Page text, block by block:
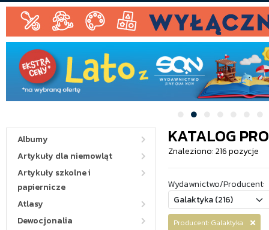
Albumy
Artykuły dla niemowląt
Artykuły szkolne i
papiernicze
Atlasy
Dewocjonalia
KATALOG
Znaleziono: 216 pozycje
Wydawnictwo/Producent:
Producent: Galaktyka